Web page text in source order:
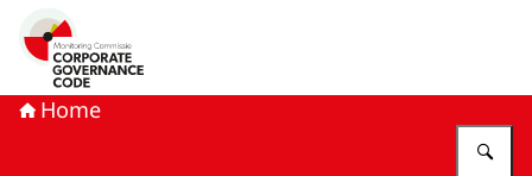
Naar de homepage van Monitoring Commissie
Home